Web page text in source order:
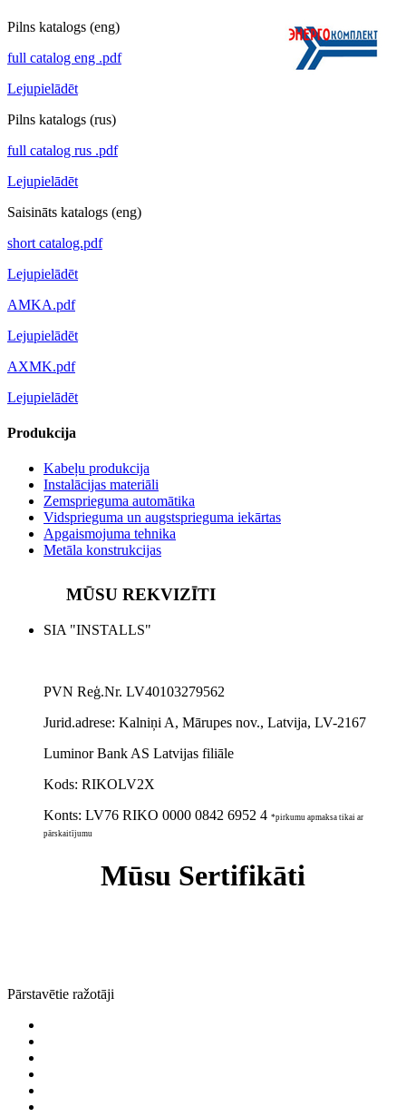
Pilns katalogs (eng)
full catalog eng .pdf
Lejupielādēt
Pilns katalogs (rus)
full catalog rus .pdf
Lejupielādēt
Saisināts katalogs (eng)
short catalog.pdf
Lejupielādēt
AMKA.pdf
Lejupielādēt
AXMK.pdf
Lejupielādēt
Produkcija
Kabeļu produkcija
Instalācijas materiāli
Zemsprieguma automātika
Vidsprieguma un augstsprieguma iekārtas
Apgaismojuma tehnika
Metāla konstrukcijas
MŪSU REKVIZĪTI
SIA "INSTALLS"
PVN Reģ.Nr. LV40103279562
Jurid.adrese: Kalniņi A, Mārupes nov., Latvija, LV-2167
Luminor Bank AS Latvijas filiāle
Kods: RIKOLV2X
Konts: LV76 RIKO 0000 0842 6952 4 *pirkumu apmaksa tikai ar
pārskaitījumu
Mūsu Sertifikāti
Pārstavētie ražotāji